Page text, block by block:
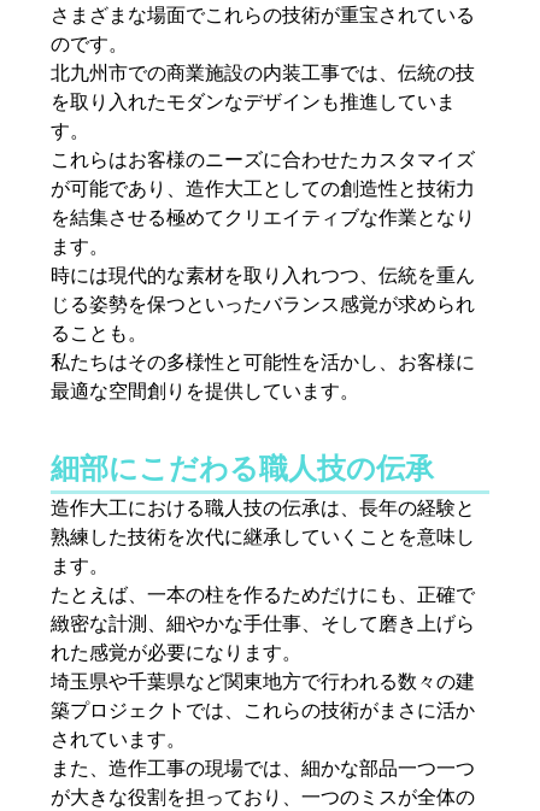
さまざまな場面でこれらの技術が重宝されている
のです。
北九州市での商業施設の内装工事では、伝統の技
を取り入れたモダンなデザインも推進していま
す。
これらはお客様のニーズに合わせたカスタマイズ
が可能であり、造作大工としての創造性と技術力
を結集させる極めてクリエイティブな作業となり
ます。
時には現代的な素材を取り入れつつ、伝統を重ん
じる姿勢を保つといったバランス感覚が求められ
ることも。
私たちはその多様性と可能性を活かし、お客様に
最適な空間創りを提供しています。
細部にこだわる職人技の伝承
造作大工における職人技の伝承は、長年の経験と
熟練した技術を次代に継承していくことを意味し
ます。
たとえば、一本の柱を作るためだけにも、正確で
緻密な計測、細やかな手仕事、そして磨き上げら
れた感覚が必要になります。
埼玉県や千葉県など関東地方で行われる数々の建
築プロジェクトでは、これらの技術がまさに活か
されています。
また、造作工事の現場では、細かな部品一つ一つ
が大きな役割を担っており、一つのミスが全体の